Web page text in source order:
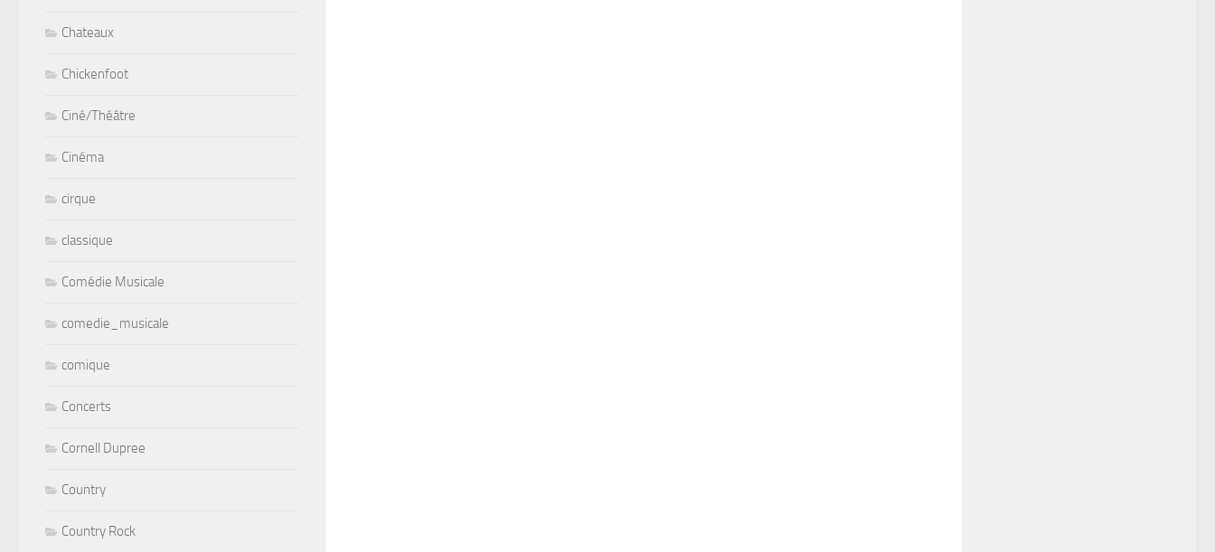
Chateaux
Chickenfoot
Ciné/Théâtre
Cinéma
cirque
classique
Comédie Musicale
comedie_musicale
comique
Concerts
Cornell Dupree
Country
Country Rock